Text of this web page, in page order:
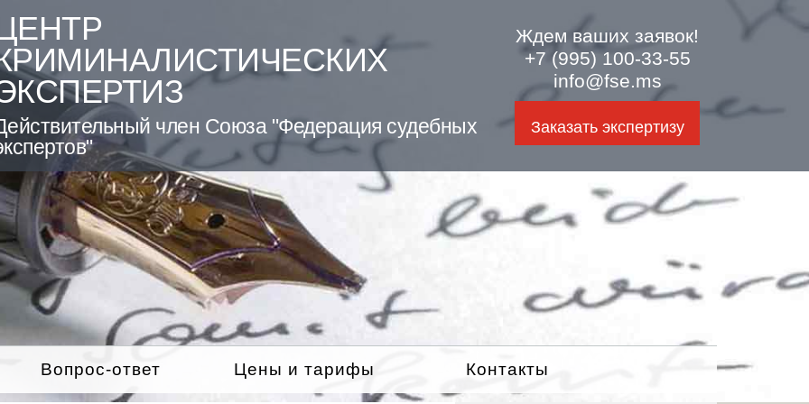
член Союза "Федерация судебных
Ждем ваших заявок!
+7 (995) 100-33-55
info@fse.ms
Заказать экспертизу
Вопрос-ответ Цены и тарифы Контакты